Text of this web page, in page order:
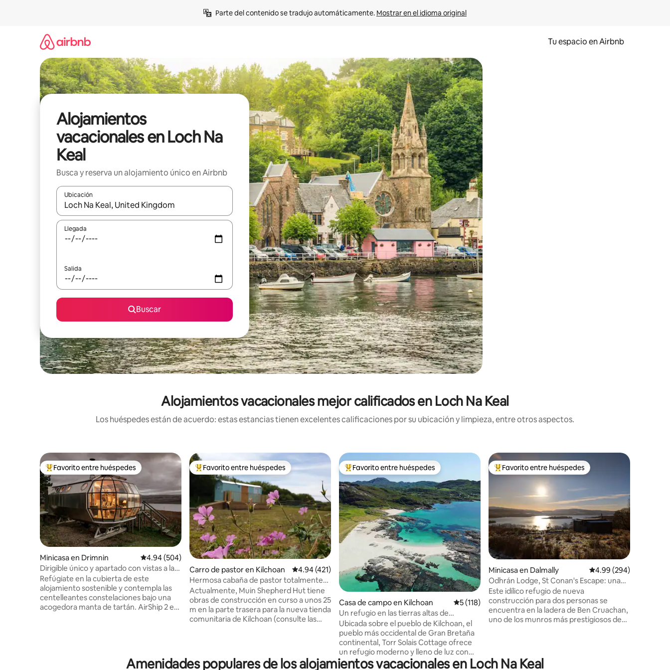
Parte del contenido se tradujo automáticamente. Mostrar en el idioma original
Tu espacio en Airbnb
Alojamientos
vacacionales en Loch Na
Keal
Busca y reserva un alojamiento único en Airbnb
Ubicación
Cuando los resultados estén disponibles, podrás navegar usando las teclas de las flechas hacia arriba y hacia abajo, o bien tocando y deslizando la pantalla.
Llegada
Salida
Buscar
Alojamientos vacacionales mejor calificados en Loch Na Keal
Los huéspedes están de acuerdo: estas estancias tienen excelentes calificaciones por su ubicación y limpieza, entre otros aspectos.
De los mejores en Favorito entre huéspedes
Favorito entre huéspedes
Minicasa en Drimnin Calificación promedio: 4.94 de 5; 504 evaluaciones
4.94 (504)
Dirigible único y apartado con vistas a las
Tierras Altas
Refúgiate en la cubierta de este
alojamiento sostenible y contempla las
centelleantes constelaciones bajo una
acogedora manta de tartán. AirShip 2 es
estrellas. Las reseñas cuentan la historia.
De los mejores en Favorito entre huéspedes
Favorito entre huéspedes
Carro de pastor en Kilchoan Calificación promedio: 4.94 de 5; 421 evaluaciones
4.94 (421)
Hermosa cabaña de pastor totalmente
equipada.
Actualmente, Muin Shepherd Hut tiene
obras de construcción en curso a unos 25
m en la parte trasera para la nueva tienda
comunitaria de Kilchoan (consulte las
minutos para recalentar), inodoro,
lavabo, fregadero Belfast, refrigerador,
De los mejores en Favorito entre huéspedes
Favorito entre huéspedes
Casa de campo en Kilchoan Calificación promedio: 5 de 5; 118 evaluaciones
5 (118)
Un refugio en las tierras altas de
Ardnamurchan
Ubicada sobre el pueblo de Kilchoan, el
pueblo más occidental de Gran Bretaña
continental, Torr Solais Cottage ofrece
un refugio moderno y lleno de luz con
vistas panorámicas al mar y a la montaña.
De los mejores en Favorito entre huéspedes
Favorito entre huéspedes
Minicasa en Dalmally Calificación promedio:
4.99 (294)
Odhrán Lodge, St Conan's Escape: una
casa con vistas
Este idílico refugio de nueva
construcción para dos personas se
encuentra en la ladera de Ben Cruachan,
uno de los munros más prestigiosos de
king con baño privado, junto con una
cocina y un comedor, todos los
Amenidades populares de los alojamientos vacacionales en Loch Na Keal